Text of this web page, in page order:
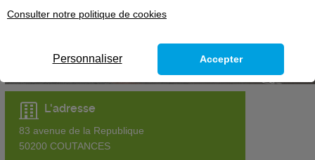
L'adresse
83 avenue de la Republique
50200 COUTANCES
Consulter notre politique de cookies
Personnaliser Accepter